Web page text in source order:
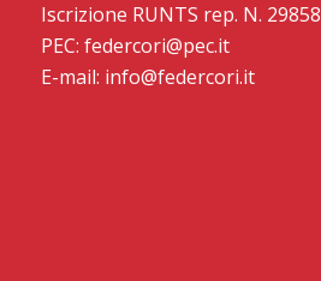
Iscrizione RUNTS rep. N. 29858
PEC: federcori@pec.it
E-mail: info@federcori.it